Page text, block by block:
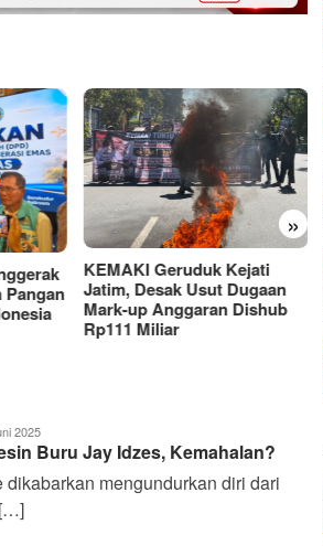
»
PMII DIY Naik Kelas, Gus
Hilmy Dorong Penguatan
Advokasi Hukum dan
Digitalisasi Gerakan
2025
Buru Jay Idzes, Kemahalan?
mengundurkan diri dari